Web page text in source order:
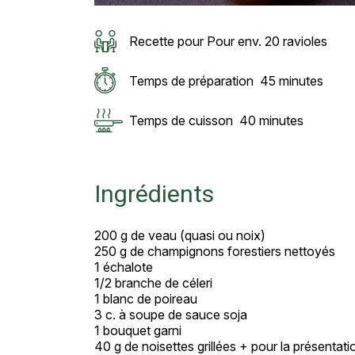
Recette pour Pour env. 20 ravioles
Temps de préparation 45 minutes
Temps de cuisson 40 minutes
Ingrédients
200 g de veau (quasi ou noix)
250 g de champignons forestiers nettoyés
1 échalote
1/2 branche de céleri
1 blanc de poireau
3 c. à soupe de sauce soja
1 bouquet garni
40 g de noisettes grillées + pour la